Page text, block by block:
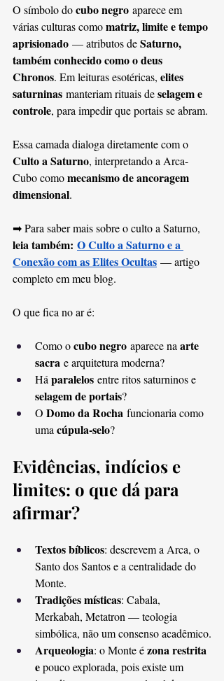
O símbolo do cubo negro aparece em
várias culturas como matriz, limite e tempo
aprisionado — atributos de Saturno,
também conhecido como o deus
Chronos. Em leituras esotéricas, elites
saturninas manteriam rituais de selagem e
controle, para impedir que portais se abram.
Essa camada dialoga diretamente com o
Culto a Saturno, interpretando a Arca-
Cubo como mecanismo de ancoragem
dimensional.
➡ Para saber mais sobre o culto a Saturno,
leia também: O Culto a Saturno e a
Conexão com as Elites Ocultas — artigo
completo em meu blog.
O que fica no ar é:
Como o cubo negro aparece na arte
sacra e arquitetura moderna?
Há paralelos entre ritos saturninos e
selagem de portais?
O Domo da Rocha funcionaria como
uma cúpula-selo?
Evidências, indícios e
limites: o que dá para
afirmar?
Textos bíblicos: descrevem a Arca, o
Santo dos Santos e a centralidade do
Monte.
Tradições místicas: Cabala,
Merkabah, Metatron — teologia
simbólica, não um consenso acadêmico.
Arqueologia: o Monte é zona restrita
e pouco explorada, pois existe um